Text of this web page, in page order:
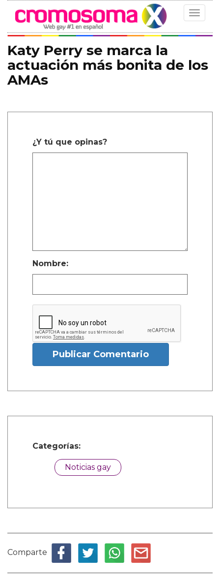
Toggle
Katy Perry se marca la
actuación más bonita de los
AMAs
¿Y tú que opinas?
Nombre:
Publicar Comentario
Categorías:
Noticias gay
Comparte